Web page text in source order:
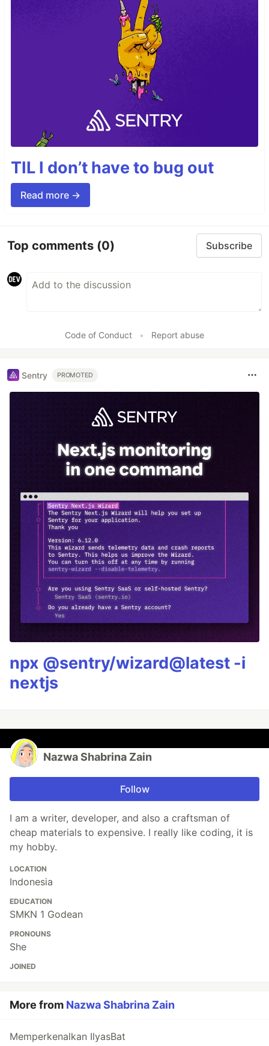
TIL I don’t have to bug out
Read more →
Top comments (0) Subscribe
Code of Conduct • Report abuse
Sentry PROMOTED
npx @sentry/wizard@latest -i
nextjs
Nazwa Shabrina Zain
Follow
I am a writer, developer, and also a craftsman of
cheap materials to expensive. I really like coding, it is
my hobby.
LOCATION
Indonesia
EDUCATION
SMKN 1 Godean
PRONOUNS
She
JOINED
More from Nazwa Shabrina Zain
Memperkenalkan IlyasBat